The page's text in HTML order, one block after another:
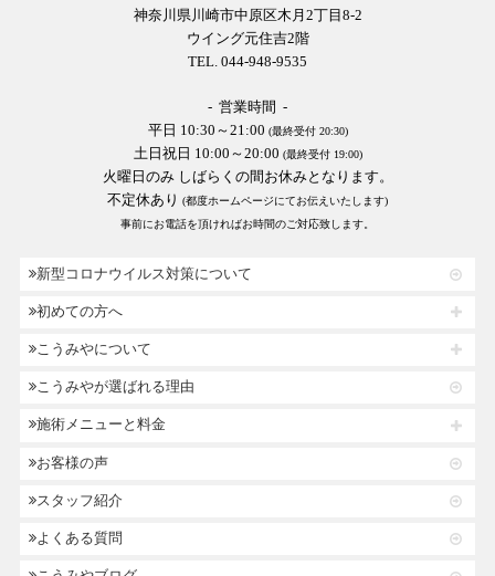
神奈川県川崎市中原区木月2丁目8-2
ウイング元住吉2階
TEL. 044-948-9535
- 営業時間 -
平日 10:30～21:00 (最終受付 20:30)
土日祝日 10:00～20:00 (最終受付 19:00)
火曜日のみ しばらくの間お休みとなります。
不定休あり (都度ホームページにてお伝えいたします)
事前にお電話を頂ければお時間のご対応致します。
新型コロナウイルス対策について
初めての方へ
こうみやについて
こうみやが選ばれる理由
施術メニューと料金
お客様の声
スタッフ紹介
よくある質問